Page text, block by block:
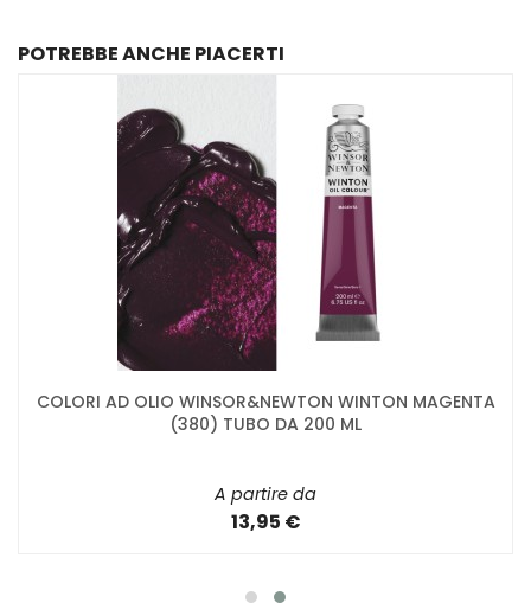
POTREBBE ANCHE PIACERTI
COLORI AD OLIO WINSOR&NEWTON WINTON MAGENTA
(380) TUBO DA 200 ML
A partire da
13,95 €